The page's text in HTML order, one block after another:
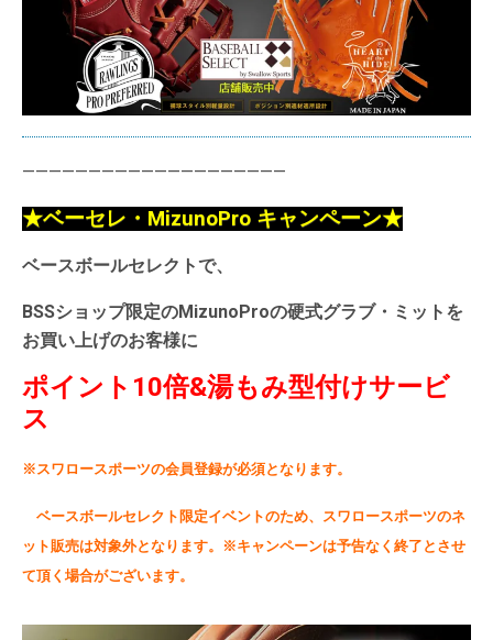
————————————————————
★ベーセレ・MizunoPro キャンペーン★
ベースボールセレクトで、
BSSショップ限定のMizunoProの硬式グラブ・ミットを
お買い上げのお客様に
ポイント10倍&湯もみ型付けサービ
ス
※スワロースポーツの会員登録が必須となります。
ベースボールセレクト限定イベントのため、 スワロースポーツのネ
ット販売は対象外となります。※キャンペーンは予告なく終了とさせ
て頂く場合がございます。